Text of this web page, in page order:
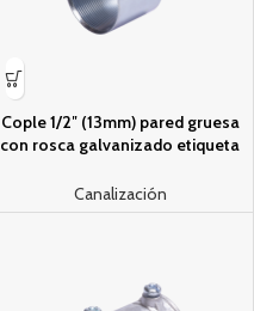
Cople 1/2″ (13mm) pared gruesa
con rosca galvanizado etiqueta
Canalización